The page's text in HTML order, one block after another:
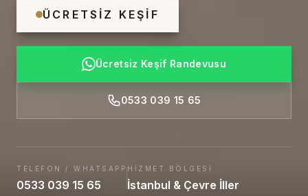
ÜCRETSIZ KEŞIF
Ücretsiz Keşif Randevusu
0533 039 15 65
TELEFON / WHATSAPP
0533 039 15 65
HIZMET BÖLGESI
İstanbul & Çevre İller